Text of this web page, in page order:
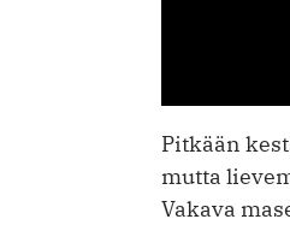
Pitkään
mutta
Vakava